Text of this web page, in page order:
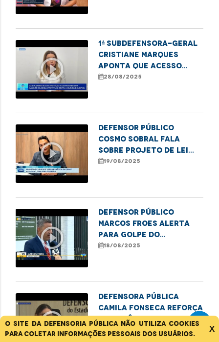
O site da Defensoria Pública não utiliza cookies
para coletar informações pessoais dos usuários.
X
play_circle_outline
1ª subdefensora-geral
Cristiane Marques
aponta que acesso
digital tem sido
violência e busquem
medidas prot
28/08/2025
play_circle_outline
Defensor público
Cosmo Sobral fala
sobre projeto de lei
que endurece penas por
19/08/2025
play_circle_outline
Defensor público
Marcos Froes alerta
para golpe do
consórcio e destaca
18/08/2025
play_circle_outline
Defensora pública
Camila Fonseca reforça
importância da
denúncia contra
18/08/2025